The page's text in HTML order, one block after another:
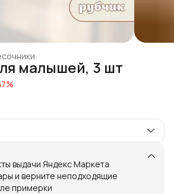
малышей, 3 шт
%
выдачи Яндекс Маркета
и верните неподходящие
примерки